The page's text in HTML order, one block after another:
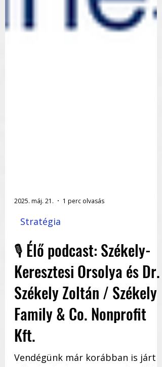
2025. máj. 21.
Stratégia
🎙️ Élő podcast: Székely-
Keresztesi Orsolya és Dr.
Székely Zoltán / Székely
Family & Co. Nonprofit
Kft.